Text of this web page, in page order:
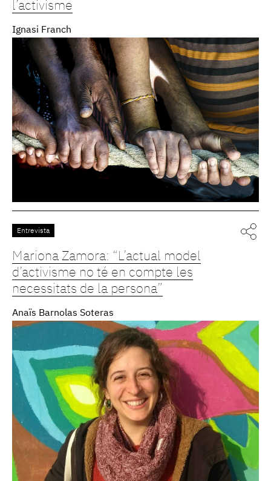
l’activisme
Ignasi Franch
Entrevista
Mariona Zamora: “L’actual model
d’activisme no té en compte les
necessitats de la persona”
Anaïs Barnolas Soteras